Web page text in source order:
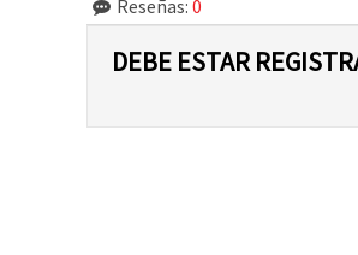
Reseñas: 0
DEBE ESTAR